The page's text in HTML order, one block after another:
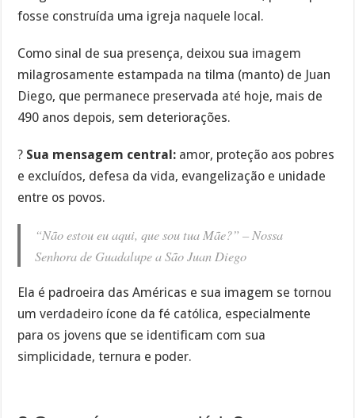
fosse construída uma igreja naquele local.
Como sinal de sua presença, deixou sua imagem
milagrosamente estampada na tilma (manto) de Juan
Diego, que permanece preservada até hoje, mais de
490 anos depois, sem deteriorações.
? Sua mensagem central: amor, proteção aos pobres
e excluídos, defesa da vida, evangelização e unidade
entre os povos.
“Não estou eu aqui, que sou tua Mãe?” – Nossa
Senhora de Guadalupe a São Juan Diego
Ela é padroeira das Américas e sua imagem se tornou
um verdadeiro ícone da fé católica, especialmente
para os jovens que se identificam com sua
simplicidade, ternura e poder.